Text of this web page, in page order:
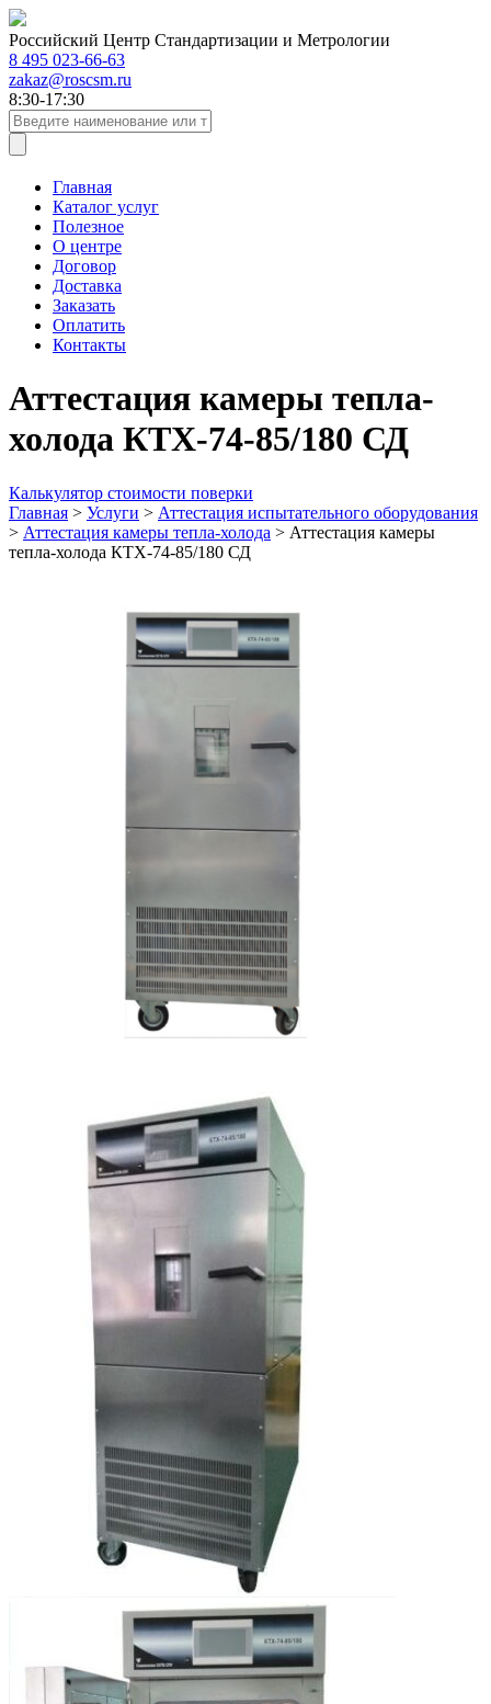
Российский Центр Стандартизации и Метрологии
8 495 023-66-63
zakaz@roscsm.ru
8:30-17:30
Главная
Каталог услуг
Полезное
О центре
Договор
Доставка
Заказать
Оплатить
Контакты
Аттестация камеры тепла-
холода КТХ-74-85/180 СД
Калькулятор стоимости поверки
Главная > Услуги > Аттестация испытательного оборудования
> Аттестация камеры тепла-холода > Аттестация камеры
тепла-холода КТХ-74-85/180 СД